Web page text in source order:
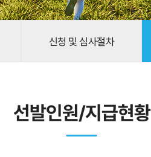
신청 및 심사절차
선발인원/지급현황